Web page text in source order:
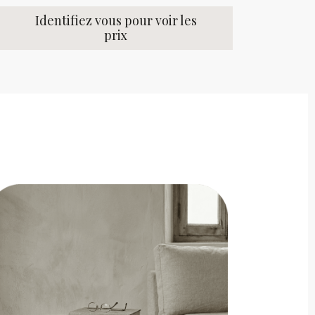
Identifiez vous pour voir les
prix